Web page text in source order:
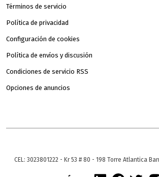
Términos de servicio
Política de privacidad
Configuración de cookies
Política de envíos y discusión
Condiciones de servicio RSS
Opciones de anuncios
CEL: 3023801222 - Kr 53 # 80 - 198 Torre Atlantica